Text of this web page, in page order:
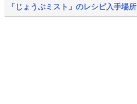
「じょうぶミスト」のレシピ入手場所